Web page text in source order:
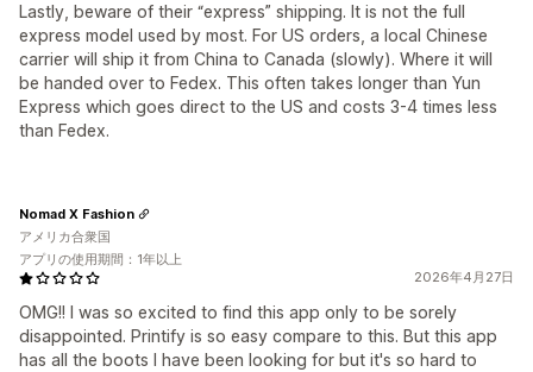
Lastly, beware of their “express” shipping. It is not the full
express model used by most. For US orders, a local Chinese
carrier will ship it from China to Canada (slowly). Where it will
be handed over to Fedex. This often takes longer than Yun
Express which goes direct to the US and costs 3-4 times less
than Fedex.
2026年4月27日
OMG!! I was so excited to find this app only to be sorely
disappointed. Printify is so easy compare to this. But this app
has all the boots I have been looking for but it's so hard to
Nomad X Fashion
アメリカ合衆国
アプリの使用期間：1年以上